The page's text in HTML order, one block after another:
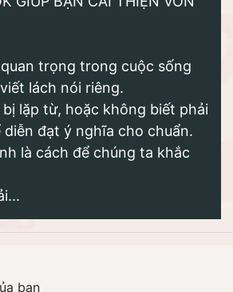
trọng trong cuộc sống
lách nói riêng.
lặp từ, hoặc không biết phải
đạt ý nghĩa cho chuẩn.
là cách để chúng ta khắc
bạn